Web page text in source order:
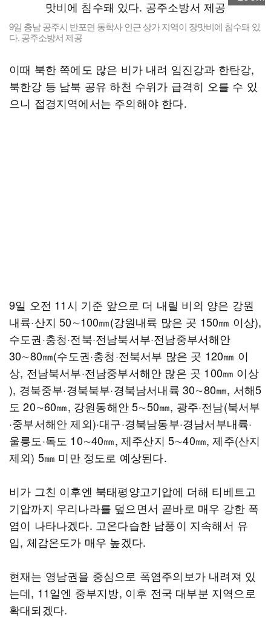
9일 충남 공주시 반포면 동학사 인근 상가 지역이 장맛비에 침수돼 있
다. 공주소방서 제공
이때 북한 쪽에도 많은 비가 내려 임진강과 한탄강,
북한강 등 남북 공유 하천 수위가 급격히 오를 수 있
으니 접경지역에서는 주의해야 한다.
9일 오전 11시 기준 앞으로 더 내릴 비의 양은 강원
내륙·산지 50∼100㎜(강원내륙 많은 곳 150㎜ 이상),
수도권·충청·전북·전남북서부·전남중부서해안
30∼80㎜(수도권·충청·전북서부 많은 곳 120㎜ 이
상, 전남북서부·전남중부서해안 많은 곳 100㎜ 이상
), 경북중부·경북북부·경북남서내륙 30∼80㎜, 서해5
도 20∼60㎜, 강원동해안 5∼50㎜, 광주·전남(북서부
·중부서해안 제외)·대구·경북남동부·경남서부내륙·
울릉도·독도 10∼40㎜, 제주산지 5∼40㎜, 제주(산지
제외) 5㎜ 미만 정도로 예상된다.
비가 그친 이후엔 북태평양고기압에 더해 티베트고
기압까지 우리나라를 덮으면서 곧바로 매우 강한 폭
염이 나타나겠다. 고온다습한 남풍이 지속해서 유
입, 체감온도가 매우 높겠다.
현재는 영남권을 중심으로 폭염주의보가 내려져 있
는데, 11일엔 중부지방, 이후 전국 대부분 지역으로
확대되겠다.